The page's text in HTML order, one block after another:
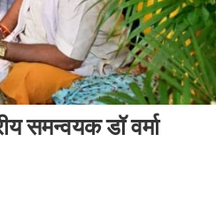
समन्वयक डॉ वर्मा